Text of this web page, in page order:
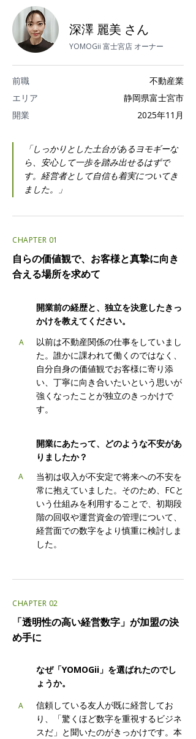
深澤 麗美 さん
YOMOGii 富士宮店 オーナー
前職
エリア
開業
不動産業
静岡県富士宮市
2025年11月
「しっかりとした土台があるヨモギーな
ら、安心して一歩を踏み出せるはずで
す。経営者として自信も着実についてき
ました。」
CHAPTER 01
自らの価値観で、お客様と真摯に向き
合える場所を求めて
開業前の経歴と、独立を決意したきっ
かけを教えてください。
A
以前は不動産関係の仕事をしていまし
た。誰かに課われて働くのではなく、
自分自身の価値観でお客様に寄り添
い、丁寧に向き合いたいという思いが
強くなったことが独立のきっかけで
す。
開業にあたって、どのような不安があ
りましたか？
A
当初は収入が不安定で将来への不安を
常に抱えていました。そのため、FCと
いう仕組みを利用することで、初期段
階の回収や運営資金の管理について、
経営面での数字をより慎重に検討しま
した。
CHAPTER 02
「透明性の高い経営数字」が加盟の決
め手に
なぜ「YOMOGii」を選ばれたのでし
ょうか。
A
信頼している友人が既に経営してお
り、「驚くほど数字を重視するビジネ
スだ」と聞いたのがきっかけです。本